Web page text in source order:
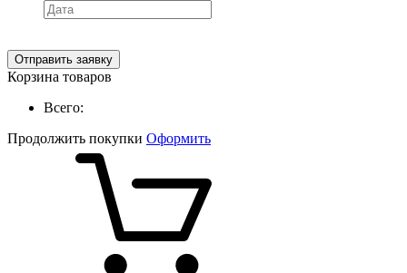
Отправить заявку
Корзина товаров
Всего:
Продолжить покупки Оформить